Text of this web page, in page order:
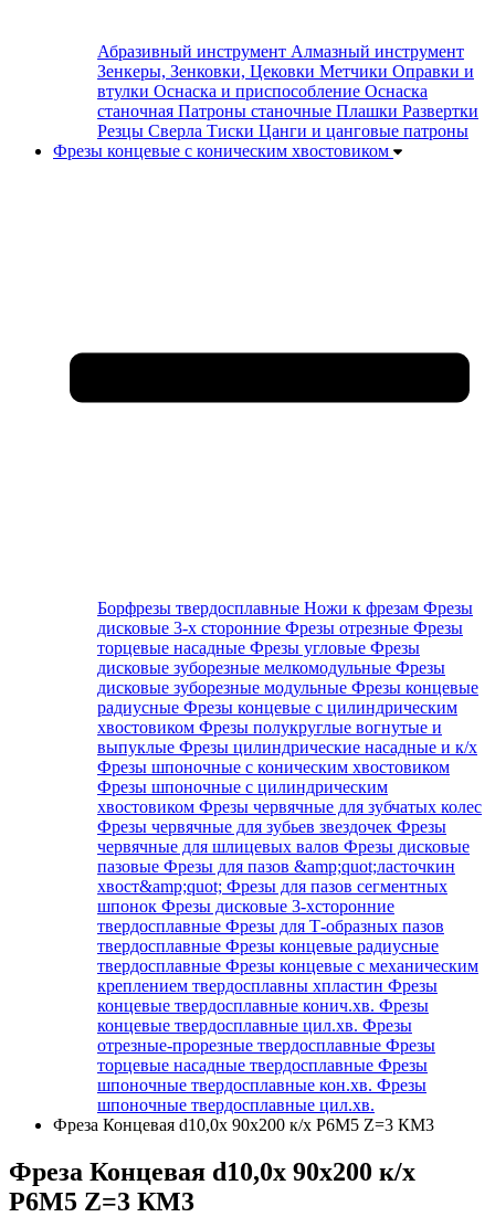
Абразивный инструмент Алмазный инструмент
Зенкеры, Зенковки, Цековки Метчики Оправки и
втулки Оснаска и приспособление Оснаска
станочная Патроны станочные Плашки Развертки
Резцы Сверла Тиски Цанги и цанговые патроны
Фрезы концевые с коническим хвостовиком
Борфрезы твердосплавные Ножи к фрезам Фрезы
дисковые 3-х сторонние Фрезы отрезные Фрезы
торцевые насадные Фрезы угловые Фрезы
дисковые зуборезные мелкомодульные Фрезы
дисковые зуборезные модульные Фрезы концевые
радиусные Фрезы концевые с цилиндрическим
хвостовиком Фрезы полукруглые вогнутые и
выпуклые Фрезы цилиндрические насадные и к/х
Фрезы шпоночные с коническим хвостовиком
Фрезы шпоночные с цилиндрическим
хвостовиком Фрезы червячные для зубчатых колес
Фрезы червячные для зубьев звездочек Фрезы
червячные для шлицевых валов Фрезы дисковые
пазовые Фрезы для пазов &amp;quot;ласточкин
хвост&amp;quot; Фрезы для пазов сегментных
шпонок Фрезы дисковые 3-хсторонние
твердосплавные Фрезы для Т-образных пазов
твердосплавные Фрезы концевые радиусные
твердосплавные Фрезы концевые с механическим
креплением твердосплавны хпластин Фрезы
концевые твердосплавные конич.хв. Фрезы
концевые твердосплавные цил.хв. Фрезы
отрезные-прорезные твердосплавные Фрезы
торцевые насадные твердосплавные Фрезы
шпоночные твердосплавные кон.хв. Фрезы
шпоночные твердосплавные цил.хв.
Фреза Концевая d10,0х 90х200 к/х Р6М5 Z=3 КМ3
Фреза Концевая d10,0х 90х200 к/х
Р6М5 Z=3 КМ3